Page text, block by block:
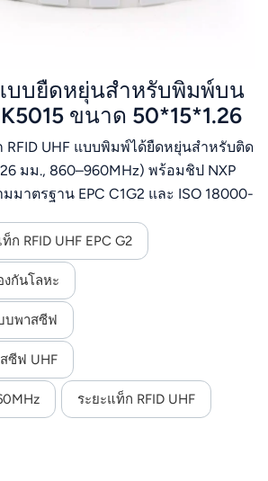
บบยืดหยุ่นสำหรับพิมพ์บน
ขนาด 50*15*1.26
960 MHz UHF
RFID UHF แบบพิมพ์ได้ยืดหยุ่นสำหรับติด
มม., 860–960MHz) พร้อมชิป NXP
มาตรฐาน EPC C1G2 และ ISO 18000-
ผิวโค้งได้ รองรับการพิมพ์ด้วยความ
ยิ่งสำหรับการติดตามทรัพย์สิน โลจิสติ
งอุตสาหกรรม
ก RFID UHF EPC G2
งกันโลหะ
บพาสซีฟ
ซีฟ UHF
ระยะแท็ก RFID UHF